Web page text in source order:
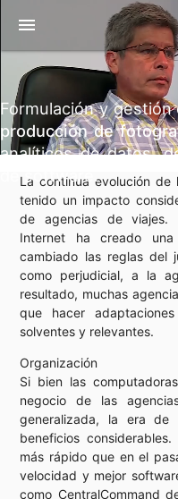
menu
Formulación y
producción de
analíticos de datos,
de software.
La continua evolución
tenido un impacto
de agencias de viajes.
Internet ha creado
cambiado las reglas del
como perjudicial, a la
resultado, muchas
que hacer
solventes y relevantes.
Organización
Si bien las
negocio de las
generalizada, la era de
beneficios
más rápido que en el
velocidad y mejor
como CentralCommand